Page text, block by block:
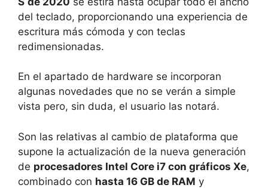
del teclado, proporcionando una experiencia de
escritura más cómoda y con teclas
redimensionadas.
En el apartado de hardware se incorporan
algunas novedades que no se verán a simple
vista pero, sin duda, el usuario las notará.
Son las relativas al cambio de plataforma que
supone la actualización de la nueva generación
de procesadores Intel Core i7 con gráficos Xe,
combinado con hasta 16 GB de RAM y